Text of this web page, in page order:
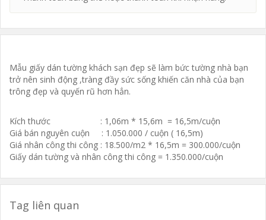
Mẫu giấy dán tường khách sạn đẹp sẽ làm bức tường nhà bạn
trở nên sinh động ,tràng đầy sức sống khiến căn nhà của bạn
trông đẹp và quyến rũ hơn hẳn.
Kích thước : 1,06m * 15,6m = 16,5m/cuộn
Giá bán nguyên cuộn : 1.050.000 / cuộn ( 16,5m)
Giá nhân công thi công : 18.500/m2 * 16,5m = 300.000/cuộn
Giấy dán tường và nhân công thi công = 1.350.000/cuộn
Tag liên quan